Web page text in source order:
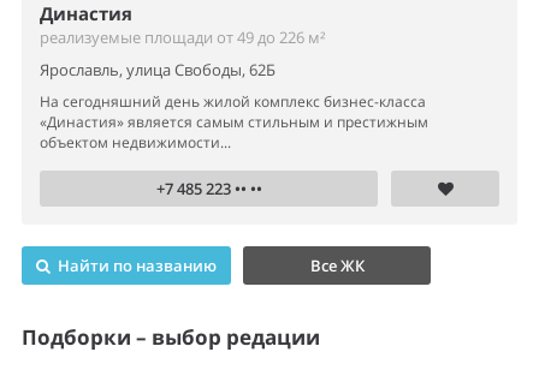
Династия
реализуемые площади от 49 до 226 м²
Ярославль, улица Свободы, 62Б
На сегодняшний день жилой комплекс бизнес-класса
«Династия» является самым стильным и престижным
объектом недвижимости...
+7 485 223 •• ••
Найти по названию Все ЖК
Подборки – выбор редации